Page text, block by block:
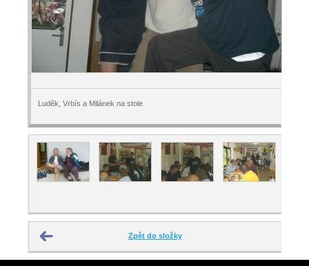
Luděk, Vrbís a Milánek na stole
Zpět do složky